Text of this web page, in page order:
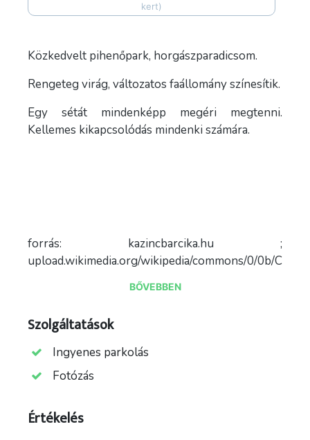
kert)
Közkedvelt pihenőpark, horgászparadicsom.
Rengeteg virág, változatos faállomány színesítik.
Egy sétát mindenképp megéri megtenni.
Kellemes kikapcsolódás mindenki számára.
forrás: kazincbarcika.hu ;
upload.wikimedia.org/wikipedia/commons/0/0b/
tó,_Kazincbarcika.jpg
BŐVEBBEN
Szolgáltatások
Ingyenes parkolás
Fotózás
Értékelés